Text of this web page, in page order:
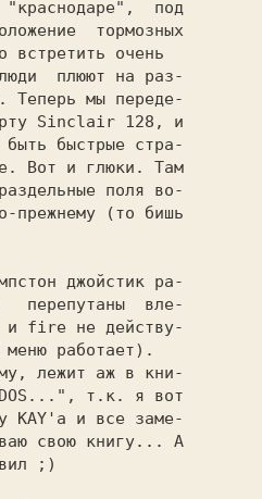
под
тормозных
встретить очень
плюют на раз-
Теперь мы переде-
Sinclair 128, и
быстрые стра-
Вот и глюки. Там
поля во-
прежнему (то бишь
перепутаны  вле-
и fire не действу-
работает).
DOS...", т.к. я вот
KAY'а и все заме-
свою книгу... А
;)